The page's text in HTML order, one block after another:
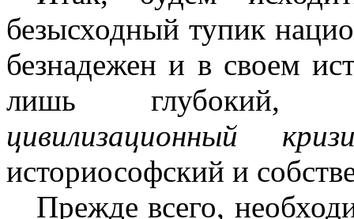
безысходный тупик
безнадежен и в своем
лишь глубокий,
цивилизационный
историософский и
Прежде всего,